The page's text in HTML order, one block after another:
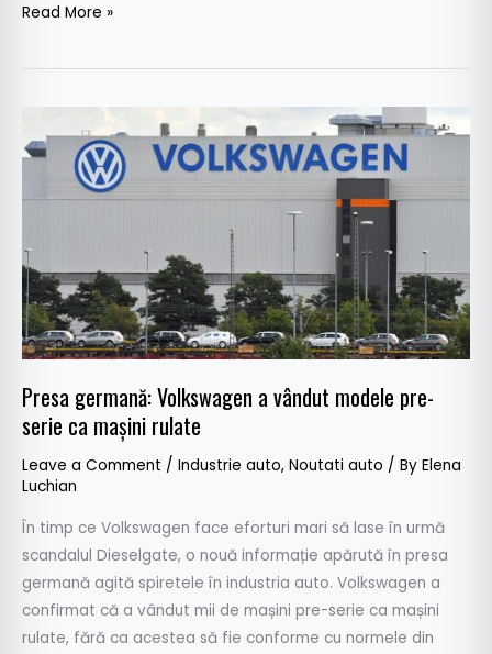
Read More »
Presa germană: Volkswagen a vândut modele pre-
serie ca mașini rulate
Leave a Comment / Industrie auto, Noutati auto / By Elena
Luchian
În timp ce Volkswagen face eforturi mari să lase în urmă
scandalul Dieselgate, o nouă informație apărută în presa
germană agită spiretele în industria auto. Volkswagen a
confirmat că a vândut mii de mașini pre-serie ca mașini
rulate, fără ca acestea să fie conforme cu normele din
germană:
Volkswagen
a
modele
pre-
serie
ca
mașini
rulate